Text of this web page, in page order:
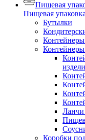
Пищевая
Пищевая упаковка
Бутылки
Ланчи
Коробки